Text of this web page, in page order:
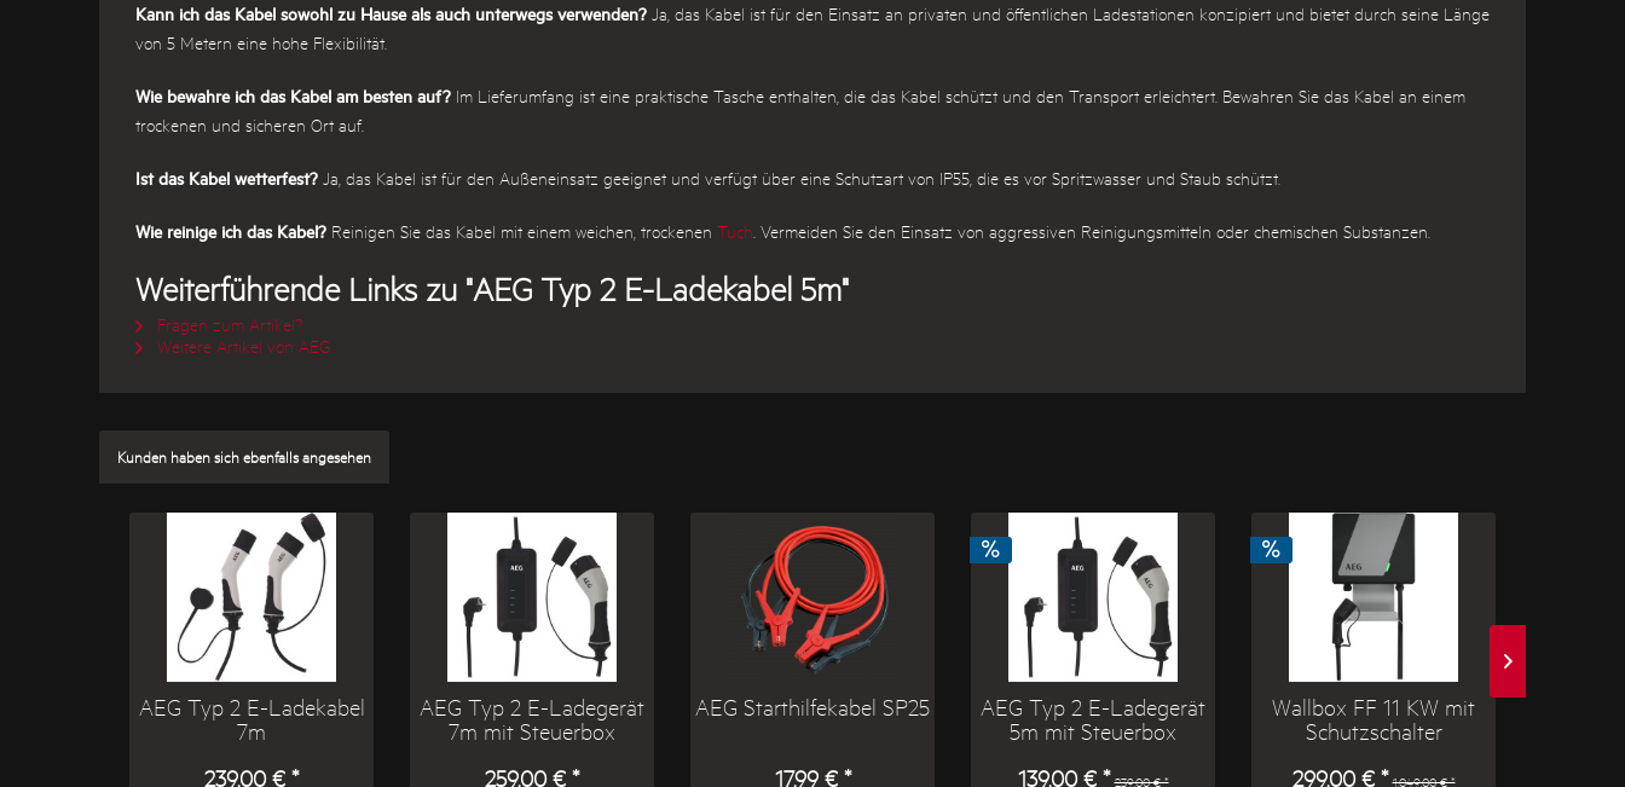
Kann ich das Kabel sowohl zu Hause als auch unterwegs verwenden? Ja, das Kabel ist für den Einsatz an privaten und öffentlichen Ladestationen konzipiert und bietet durch seine Länge
von 5 Metern eine hohe Flexibilität.
Wie bewahre ich das Kabel am besten auf? Im Lieferumfang ist eine praktische Tasche enthalten, die das Kabel schützt und den Transport erleichtert. Bewahren Sie das Kabel an einem
trockenen und sicheren Ort auf.
Ist das Kabel wetterfest? Ja, das Kabel ist für den Außeneinsatz geeignet und verfügt über eine Schutzart von IP55, die es vor Spritzwasser und Staub schützt.
Wie reinige ich das Kabel? Reinigen Sie das Kabel mit einem weichen, trockenen Tuch . Vermeiden Sie den Einsatz von aggressiven Reinigungsmitteln oder chemischen Substanzen.
Weiterführende Links zu "AEG Typ 2 E-Ladekabel 5m"
Fragen zum Artikel?
Weitere Artikel von AEG
Kunden haben sich ebenfalls angesehen
AEG Typ 2 E-Ladekabel
7m
239,00 € *
AEG Typ 2 E-Ladegerät
7m mit Steuerbox
259,00 € *
AEG Starthilfekabel SP25
17,99 € *
AEG Typ 2 E-Ladegerät
5m mit Steuerbox
139,00 € * 239,00 € *
Wallbox FF 11 KW mit
Schutzschalter
299,00 € * 1.049,00 € *